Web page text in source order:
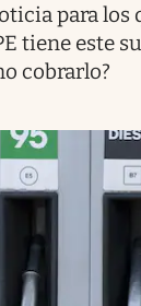
para los
tiene este
cobrarlo?